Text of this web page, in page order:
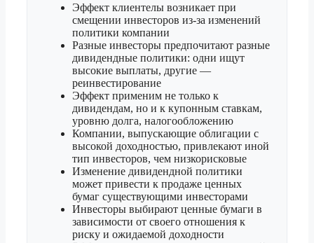
Эффект клиентелы возникает при
смещении инвесторов из-за изменений
политики компании
Разные инвесторы предпочитают разные
дивидендные политики: одни ищут
высокие выплаты, другие —
реинвестирование
Эффект применим не только к
дивидендам, но и к купонным ставкам,
уровню долга, налогообложению
Компании, выпускающие облигации с
высокой доходностью, привлекают иной
тип инвесторов, чем низкорисковые
Изменение дивидендной политики
может привести к продаже ценных
бумаг существующими инвесторами
Инвесторы выбирают ценные бумаги в
зависимости от своего отношения к
риску и ожидаемой доходности